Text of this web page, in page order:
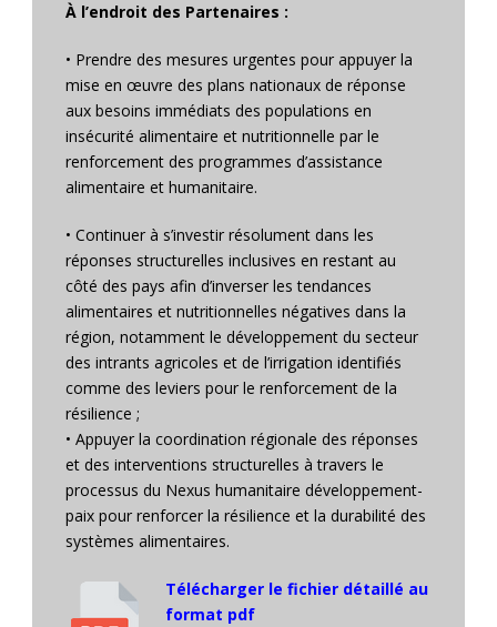
À l’endroit des Partenaires :
• Prendre des mesures urgentes pour appuyer la
mise en œuvre des plans nationaux de réponse
aux besoins immédiats des populations en
insécurité alimentaire et nutritionnelle par le
renforcement des programmes d’assistance
alimentaire et humanitaire.
• Continuer à s’investir résolument dans les
réponses structurelles inclusives en restant au
côté des pays afin d’inverser les tendances
alimentaires et nutritionnelles négatives dans la
région, notamment le développement du secteur
des intrants agricoles et de l’irrigation identifiés
comme des leviers pour le renforcement de la
résilience ;
• Appuyer la coordination régionale des réponses
et des interventions structurelles à travers le
processus du Nexus humanitaire développement-
paix pour renforcer la résilience et la durabilité des
systèmes alimentaires.
Télécharger le fichier détaillé au
format pdf